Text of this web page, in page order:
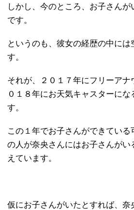
しかし、今のところ、お子さん
です。
というのも、彼女の経歴の中には
す。
それが、２０１７年にフリーアナ
０１８年にお天気キャスターに
す。
この１年でお子さんができている
の人が奈央さんにはお子さんがい
えています。
仮にお子さんがいたとすれば、奈